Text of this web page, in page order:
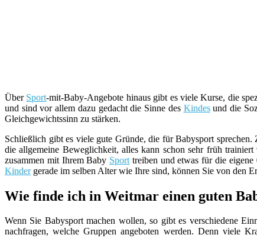
Über Sport-mit-Baby-Angebote hinaus gibt es viele Kurse, die
und sind vor allem dazu gedacht die Sinne des Kindesund die
Gleichgewichtssinn zu stärken.
Schließlich gibt es viele gute Gründe, die für Babysport
die allgemeine Beweglichkeit, alles kann schon sehr früh
zusammen mit Ihrem Baby Sport treiben und etwas für die
Kindergerade im selben Alter wie Ihre sind, können Sie von den
Wie finde ich in Weitmar einen guten
Wenn Sie Babysport machen wollen, so gibt es verschiedene
nachfragen, welche Gruppen angeboten werden. Denn viele